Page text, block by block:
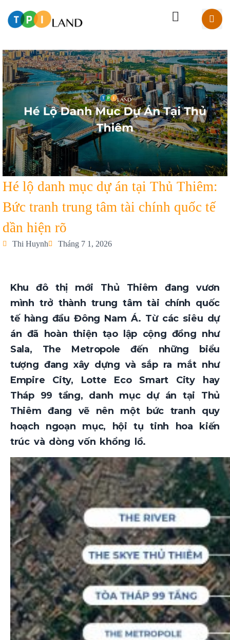
Hé lộ danh mục dự án tại Thủ Thiêm:
Bức tranh trung tâm tài chính quốc tế
dần hiện rõ
Thi Huynh Tháng 7 1, 2026
Khu đô thị mới Thủ Thiêm đang vươn
mình trở thành trung tâm tài chính quốc
tế hàng đầu Đông Nam Á. Từ các siêu dự
án đã hoàn thiện tạo lập cộng đồng như
Sala, The Metropole đến những biểu
tượng đang xây dựng và sắp ra mắt như
Empire City, Lotte Eco Smart City hay
Tháp 99 tầng, danh mục dự án tại Thủ
Thiêm đang vẽ nên một bức tranh quy
hoạch ngoạn mục, hội tụ tinh hoa kiến
trúc và dòng vốn khổng lồ.